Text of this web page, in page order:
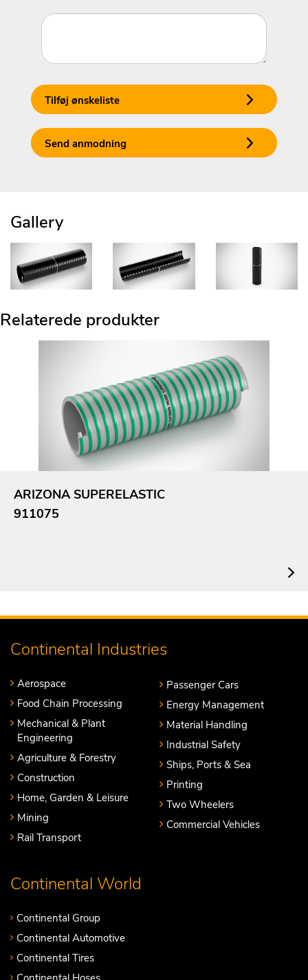
Tilføj ønskeliste
Send anmodning
Gallery
Relaterede produkter
ARIZONA SUPERELASTIC
911075
Continental Industries
Aerospace
Food Chain Processing
Mechanical & Plant
Engineering
Agriculture & Forestry
Construction
Home, Garden & Leisure
Mining
Rail Transport
Passenger Cars
Energy Management
Material Handling
Industrial Safety
Ships, Ports & Sea
Printing
Two Wheelers
Commercial Vehicles
Continental World
Continental Group
Continental Automotive
Continental Tires